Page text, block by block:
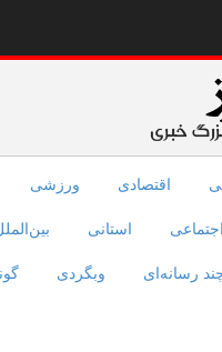
اقتصادی ورزشی
اجتماعی استانی
رسانه‌ای وبگردی